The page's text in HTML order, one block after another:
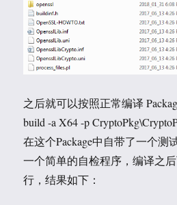
之后就可以按照正常编译
build -a X64 -p
在这个Package中自带了一个测
一个简单的自检程序，编译之
行，结果如下：